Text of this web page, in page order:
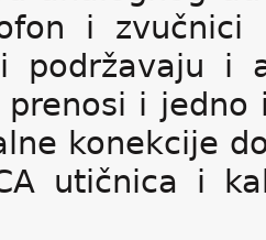
i
podržavaju i
i
konekcije
utičnica i